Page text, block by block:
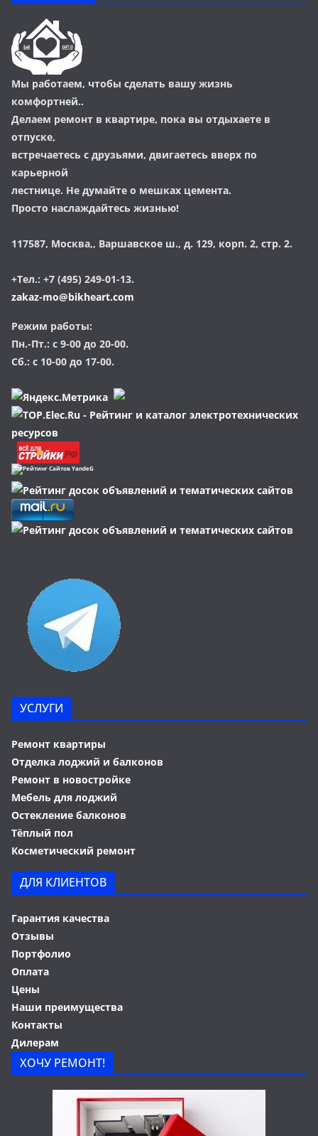
Мы работаем, чтобы сделать вашу жизнь
комфортней..
Делаем ремонт в квартире, пока вы отдыхаете в
отпуске,
встречаетесь с друзьями, двигаетесь вверх по
карьерной
лестнице. Не думайте о мешках цемента.
Просто наслаждайтесь жизнью!
117587, Москва,, Варшавское ш., д. 129, корп. 2, стр. 2.
+Тел.: +7 (495) 249-01-13.
zakaz-mo@bikheart.com
Режим работы:
Пн.-Пт.: с 9-00 до 20-00.
Сб.: с 10-00 до 17-00.
УСЛУГИ
Ремонт квартиры
Отделка лоджий и балконов
Ремонт в новостройке
Мебель для лоджий
Остекление балконов
Тёплый пол
Косметический ремонт
ДЛЯ КЛИЕНТОВ
Гарантия качества
Отзывы
Портфолио
Оплата
Цены
Наши преимущества
Контакты
Дилерам
ХОЧУ РЕМОНТ!